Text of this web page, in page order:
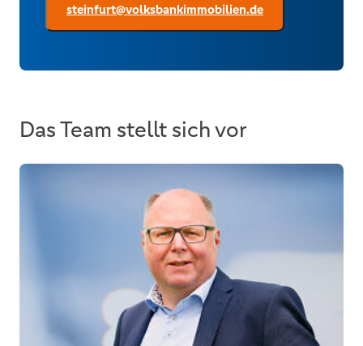
steinfurt@volksbankimmobilien.de
Das Team stellt sich vor